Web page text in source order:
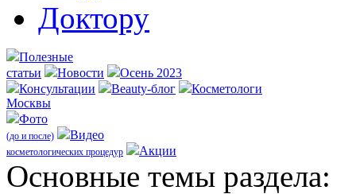
Доктору
Полезные
статьи
Новости
Осень 2023
Консультации
Beauty-блог
Косметологи
Москвы
Фото
(до и после) Видео
косметологических процедур Акции
Оcновные темы раздела: